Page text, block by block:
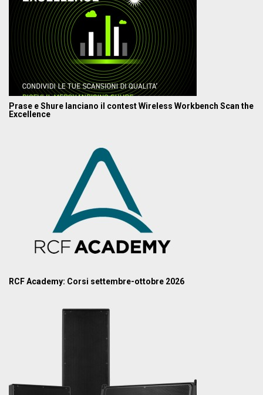
Prase e Shure lanciano il contest Wireless Workbench Scan the
Excellence
RCF Academy: Corsi settembre-ottobre 2026